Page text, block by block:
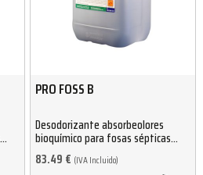
PRO FOSS B
Desodorizante absorbeolores
bioquímico para fosas sépticas
25kg
83.49 € (IVA Incluido)